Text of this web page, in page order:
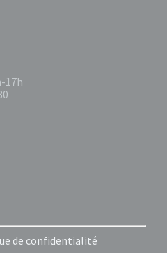
17h
de confidentialité